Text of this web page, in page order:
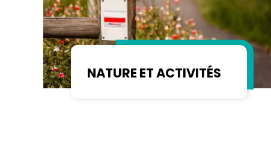
NATURE ET ACTIVITÉS